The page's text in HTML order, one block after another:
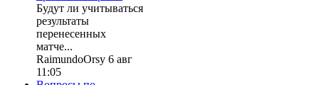
Будут ли учитываться
результаты
перенесенных
матче...
RaimundoOrsy 6 авг
11:05